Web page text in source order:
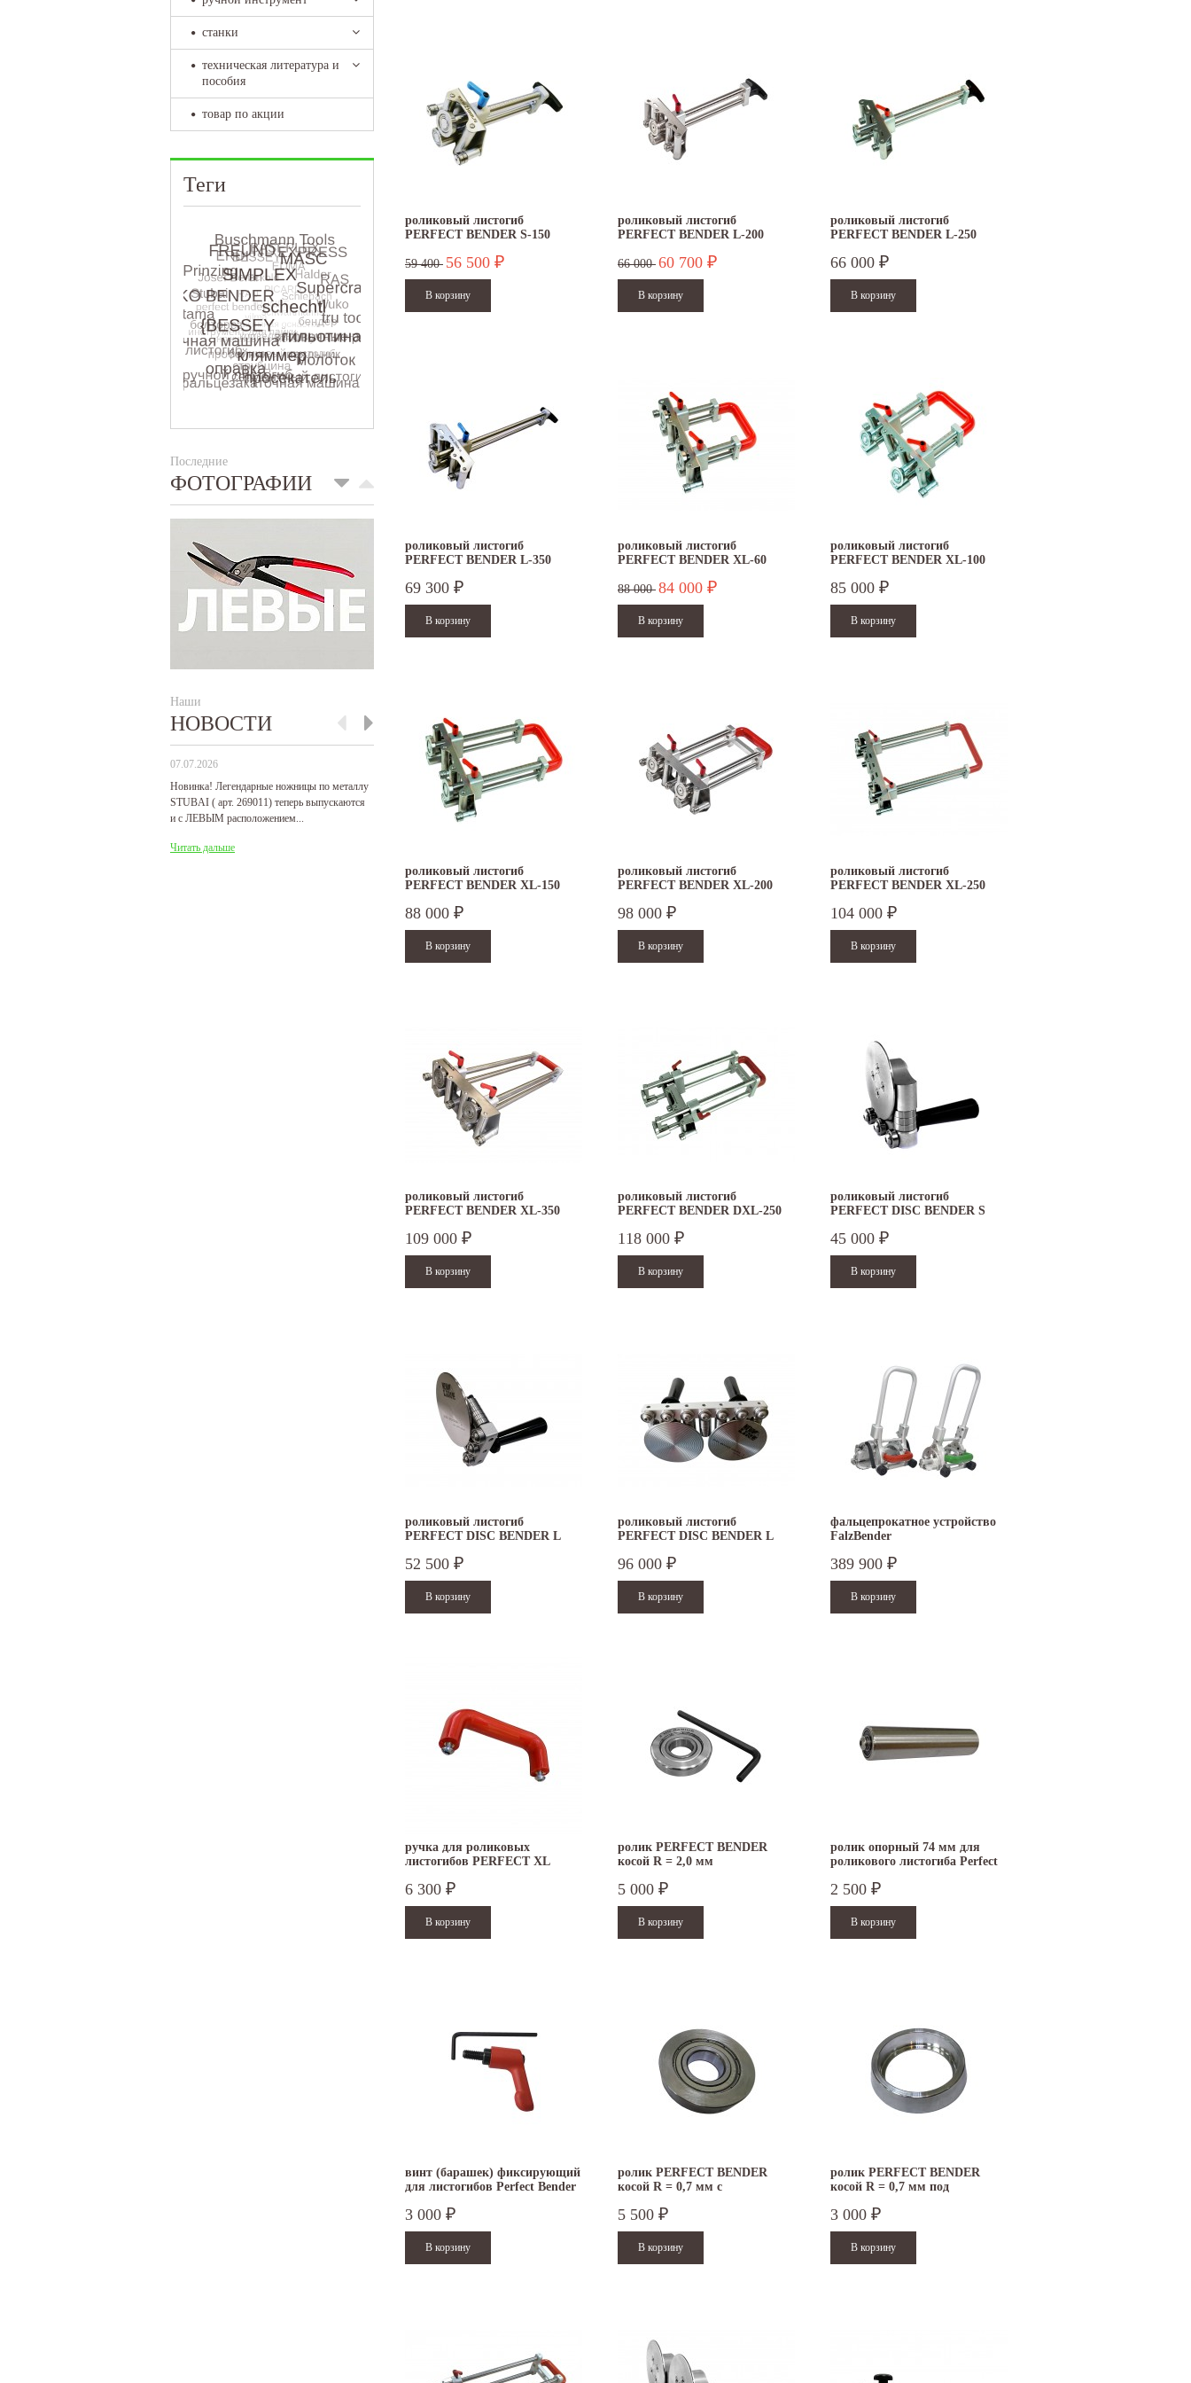
станки
техническая литература и
пособия
товар по акции
Теги
Последние
ФОТОГРАФИИ
Наши
НОВОСТИ
07.07.2026
Новинка! Легендарные ножницы по металлу
STUBAI ( арт. 269011) теперь выпускаются
и с ЛЕВЫМ расположением...
Читать дальше
29.12.2025
Режим работы офисов в новогодние
праздники 2025 - 2026 г.: г. Москва: 29, 30
декабря - работаем в обычном режиме,...
30.04.2025
30 апреля - работаем в обычном режиме с
01 по 04 мая - выходные дни с 05 по 07 мая
- работаем в обычном...
15.10.2024
Приглашаем посетить наш стенд на 30-й
Международной промышленной выставке
"Металл-Экспо'2024", которая...
роликовый листогиб
PERFECT BENDER S-150
59 400 56 500 ₽
роликовый листогиб
PERFECT BENDER L-200
66 000 60 700 ₽
роликовый листогиб
PERFECT BENDER L-250
66 000 ₽
роликовый листогиб
PERFECT BENDER L-350
69 300 ₽
роликовый листогиб
PERFECT BENDER XL-60
88 000 84 000 ₽
роликовый листогиб
PERFECT BENDER XL-100
85 000 ₽
роликовый листогиб
PERFECT BENDER XL-150
88 000 ₽
роликовый листогиб
PERFECT BENDER XL-200
98 000 ₽
роликовый листогиб
PERFECT BENDER XL-250
104 000 ₽
роликовый листогиб
PERFECT BENDER XL-350
109 000 ₽
роликовый листогиб
PERFECT BENDER DXL-250
118 000 ₽
роликовый листогиб
PERFECT DISC BENDER S
45 000 ₽
роликовый листогиб
PERFECT DISC BENDER L
52 500 ₽
роликовый листогиб
PERFECT DISC BENDER L
96 000 ₽
фальцепрокатное устройство
FalzBender
389 900 ₽
ручка для роликовых
листогибов PERFECT XL
6 300 ₽
ролик PERFECT BENDER
косой R = 2,0 мм
5 000 ₽
ролик опорный 74 мм для
роликового листогиба Perfect
2 500 ₽
винт (барашек) фиксирующий
для листогибов Perfect Bender
3 000 ₽
ролик PERFECT BENDER
косой R = 0,7 мм с
5 500 ₽
ролик PERFECT BENDER
косой R = 0,7 мм под
3 000 ₽